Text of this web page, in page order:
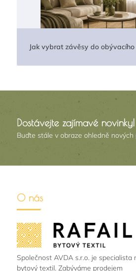
Jak vybrat závěsy do obývacího
Dostávejte zajímavé novinky!
Buďte stále v obraze ohledně nových
O nás
Společnost AVDA s.r.o. je specialista
bytový textil. Zabýváme prodejem